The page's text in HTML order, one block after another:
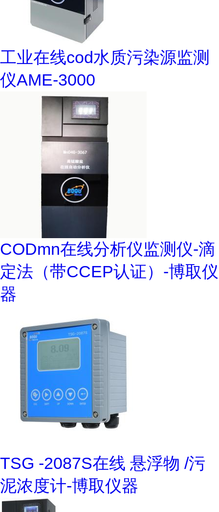
工业在线cod水质污染源监测
仪AME-3000
CODmn在线分析仪监测仪-滴
定法（带CCEP认证）-博取仪
器
TSG -2087S在线 悬浮物 /污
泥浓度计-博取仪器